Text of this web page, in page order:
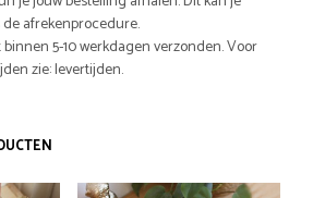
afrekenprocedure.
5-10 werkdagen verzonden. Voor
zie: levertijden.